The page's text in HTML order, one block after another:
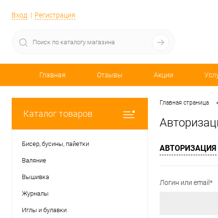
Вход Регистрация
Главная Отзывы Акции
Каталог товаров
Бисер, бусины, пайетки
Валяние
Вышивка
Журналы
Иглы и булавки
Главная страница
АВТОРИЗАЦИЯ
Логин или email*